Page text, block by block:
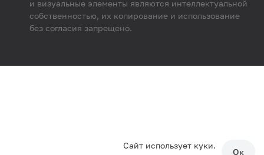
Сайт использует куки.
Ок
и визуальные элементы являются интеллектуальной
собственностью, их копирование и использование
без согласия запрещено.